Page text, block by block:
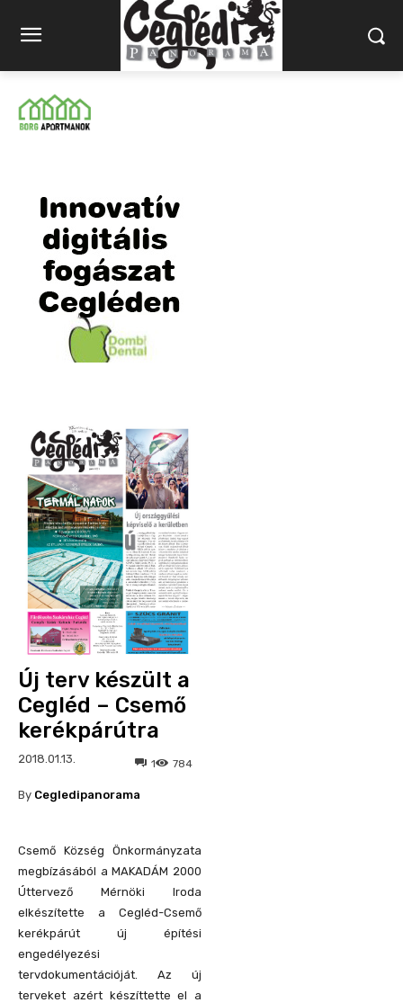
Új terv készült a
Cegléd – Csemő
kerékpárútra
2018.01.13. 784
1
By Cegledipanorama
Csemő Község Önkormányzata
megbízásából a MAKADÁM 2000
Úttervező Mérnöki Iroda
elkészítette a Cegléd-Csemő
kerékpárút új építési
engedélyezési
tervdokumentációját. Az új
terveket azért készíttette el a